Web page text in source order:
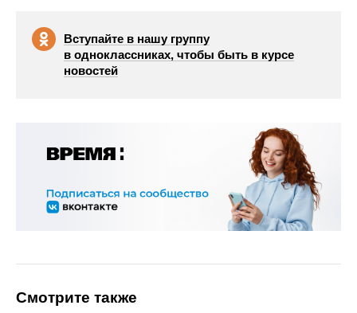
Вступайте в нашу группу
в одноклассниках, чтобы быть в курсе
новостей
Смотрите также